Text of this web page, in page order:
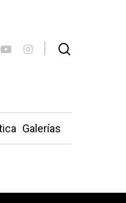
Galerías